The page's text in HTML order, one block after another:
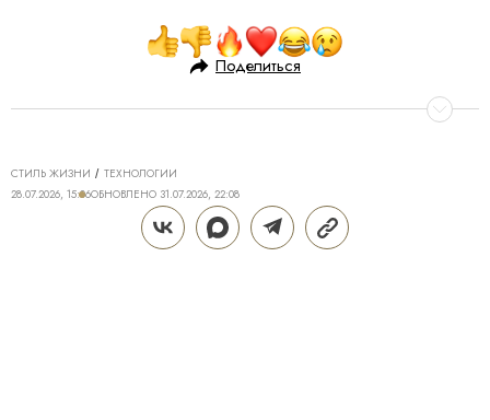
Поделиться
СТИЛЬ ЖИЗНИ
ТЕХНОЛОГИИ
28.07.2026, 15:06ОБНОВЛЕНО 31.07.2026, 22:08
ТЕХНОЛОГИИ DREAME ДЛЯ
ИДЕАЛЬНОГО ДОМА: КАК Z40